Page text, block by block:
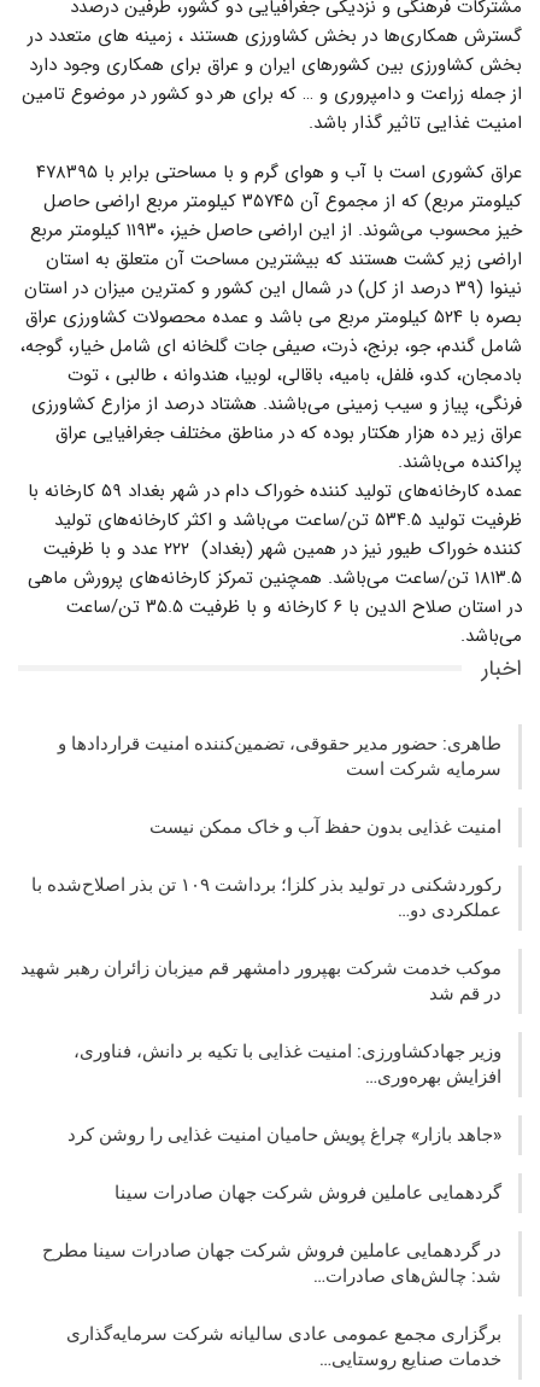
مشترکات فرهنگی و نزدیکی جغرافیایی دو کشور، طرفین درصدد
گسترش همکاری‌ها در بخش کشاورزی هستند ، زمینه ‎های متعدد در
بخش کشاورزی بین کشورهای ایران و عراق برای همکاری وجود دارد
از جمله زراعت و دامپروری و … که برای هر دو کشور در موضوع تامین
امنیت غذایی تاثیر گذار باشد.
عراق کشوری است با آب ‌و هوای گرم و با مساحتی برابر با ۴۷۸۳۹۵
کیلومتر مربع) که از مجموع آن ۳۵۷۴۵ کیلومتر مربع اراضی حاصل
خیز محسوب می‌شوند. از این اراضی حاصل خیز، ۱۱۹۳۰ کیلومتر مربع
اراضی زیر کشت هستند که بیشترین مساحت آن متعلق به استان
نینوا (۳۹ درصد از کل) در شمال این کشور و کمترین میزان در استان
بصره با ۵۲۴ کیلومتر مربع می باشد و عمده محصولات کشاورزی عراق
شامل گندم، جو، برنج، ذرت، صیفی جات گلخانه ای شامل خیار، گوجه،
بادمجان، کدو، فلفل، بامیه، باقالی، لوبیا، هندوانه ، طالبی ، توت
فرنگی، پیاز و سیب زمینی می‌باشند. هشتاد درصد از مزارع کشاورزی
عراق زیر ده هزار هکتار بوده که در مناطق مختلف جغرافیایی عراق
پراکنده می‌باشند.
عمده کارخانه‌های تولید کننده خوراک دام در شهر بغداد ۵۹ کارخانه با
ظرفیت تولید ۵۳۴.۵ تن/ساعت می‌باشد و اکثر کارخانه‌های تولید
کننده خوراک طیور نیز در همین شهر (بغداد) ۲۲۲ عدد و با ظرفیت
۱۸۱۳.۵ تن/ساعت می‌باشد. همچنین تمرکز کارخانه‌های پرورش ماهی
در استان صلاح الدین با ۶ کارخانه و با ظرفیت ۳۵.۵ تن/ساعت
می‌باشد.
اخبار
طاهری: حضور مدیر حقوقی، تضمین‌کننده امنیت قراردادها و
سرمایه شرکت‌ است
امنیت غذایی بدون حفظ آب و خاک ممکن نیست
رکوردشکنی در تولید بذر کلزا؛ برداشت ۱۰۹ تن بذر اصلاح‌شده با
عملکردی دو…
موکب خدمت شرکت بهپرور دامشهر قم میزبان زائران رهبر شهید
در قم شد
وزیر جهادکشاورزی: امنیت غذایی با تکیه بر دانش، فناوری،
افزایش بهره‌وری…
«جاهد بازار» چراغ پویش حامیان امنیت غذایی را روشن کرد
گردهمایی عاملین فروش شرکت جهان صادرات سینا
در گردهمایی عاملین فروش شرکت جهان صادرات سینا مطرح
شد: چالش‌های صادرات…
برگزاری مجمع عمومی عادی سالیانه شرکت سرمایه‌گذاری
خدمات صنایع روستایی…